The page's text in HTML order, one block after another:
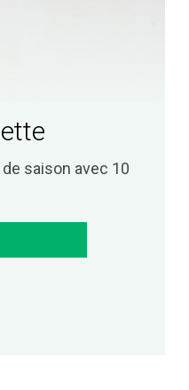
saison avec 10